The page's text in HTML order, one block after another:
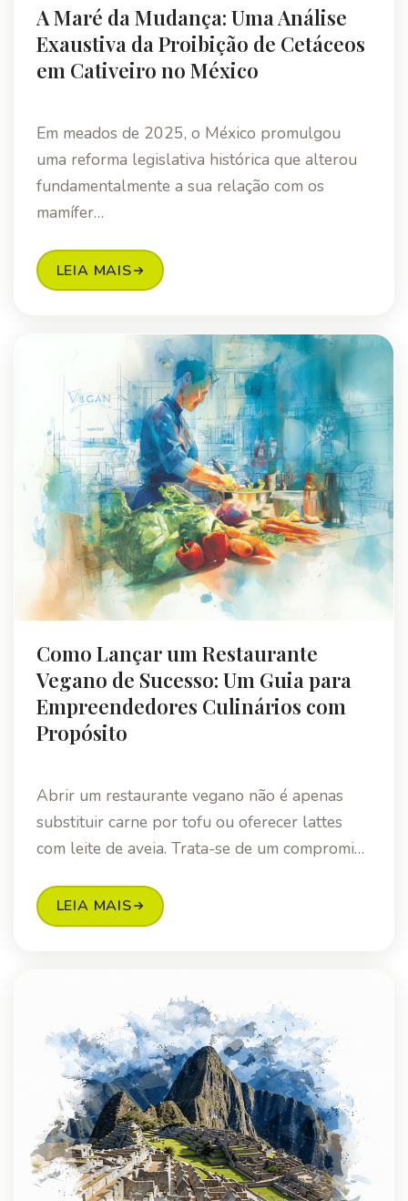
A Maré da Mudança: Uma Análise
Exaustiva da Proibição de Cetáceos
em Cativeiro no México
Em meados de 2025, o México promulgou
uma reforma legislativa histórica que alterou
fundamentalmente a sua relação com os
mamífer…
LEIA MAIS
Como Lançar um Restaurante
Vegano de Sucesso: Um Guia para
Empreendedores Culinários com
Propósito
Abrir um restaurante vegano não é apenas
substituir carne por tofu ou oferecer lattes
com leite de aveia. Trata-se de um compromi…
LEIA MAIS